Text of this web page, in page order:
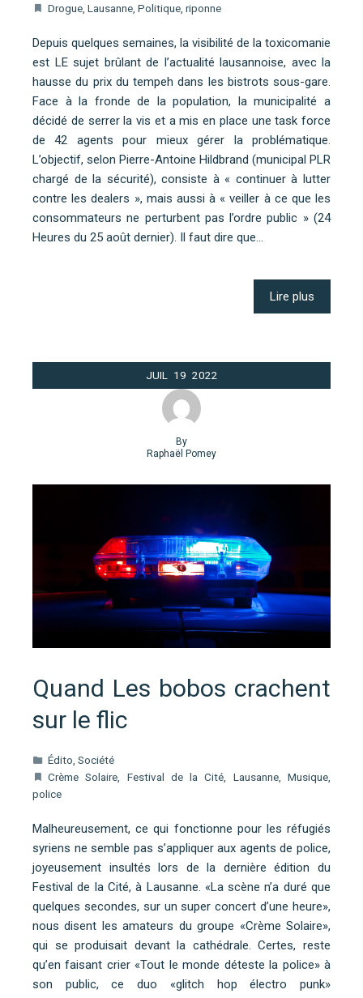
Drogue Lausanne Politique riponne
Depuis quelques semaines, la visibilité de la toxicomanie
est LE sujet brûlant de l’actualité lausannoise, avec la
hausse du prix du tempeh dans les bistrots sous-gare.
Face à la fronde de la population, la municipalité a
décidé de serrer la vis et a mis en place une task force
de 42 agents pour mieux gérer la problématique.
L’objectif, selon Pierre-Antoine Hildbrand (municipal PLR
chargé de la sécurité), consiste à « continuer à lutter
contre les dealers », mais aussi à « veiller à ce que les
consommateurs ne perturbent pas l’ordre public » (24
Heures du 25 août dernier). Il faut dire que…
Lire plus
JUIL 19 2022
By
Raphaël Pomey
Quand Les bobos crachent
sur le flic
Édito, Société
Crème Solaire, Festival de la Cité, Lausanne,Musique,
police
Malheureusement, ce qui fonctionne pour les réfugiés
syriens ne semble pas s’appliquer aux agents de police,
joyeusement insultés lors de la dernière édition du
Festival de la Cité, à Lausanne. «La scène n’a duré que
quelques secondes, sur un super concert d’une heure»,
nous disent les amateurs du groupe «Crème Solaire»,
qui se produisait devant la cathédrale. Certes, reste
qu’en faisant crier «Tout le monde déteste la police» à
son public, ce duo «glitch hop électro punk»